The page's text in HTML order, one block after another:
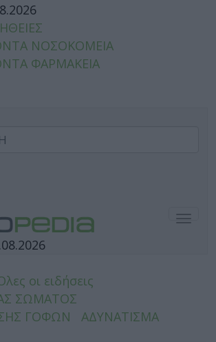
ΝΟΣΟΚΟΜΕΙΑ
ΦΑΡΜΑΚΕΙΑ
οι ειδήσεις
ΣΩΜΑΤΟΣ
ΓΟΦΩΝ
ΑΔΥΝΑΤΙΣΜΑ